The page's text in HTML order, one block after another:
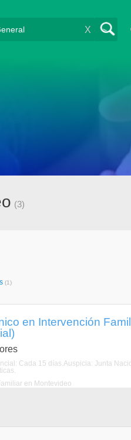
X
(3)
(1)
en Intervención
Cada 15 días.Auspicia: Junta
en Montevideo